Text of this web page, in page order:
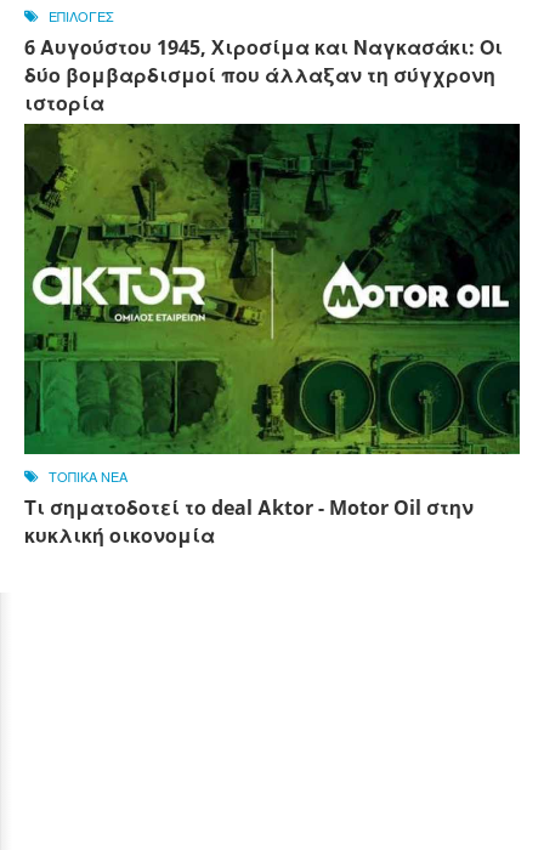
ΕΠΙΛΟΓΕΣ
6 Αυγούστου 1945, Xιροσίμα και Ναγκασάκι: Οι
δύο βομβαρδισμοί που άλλαξαν τη σύγχρονη
ιστορία
ΤΟΠΙΚΑ ΝΕΑ
Τι σηματοδοτεί το deal Αktor - Motor Oil στην
κυκλική οικονομία